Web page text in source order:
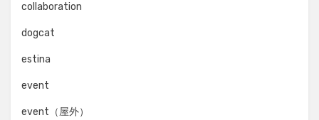
collaboration
dogcat
estina
event
event（屋外）